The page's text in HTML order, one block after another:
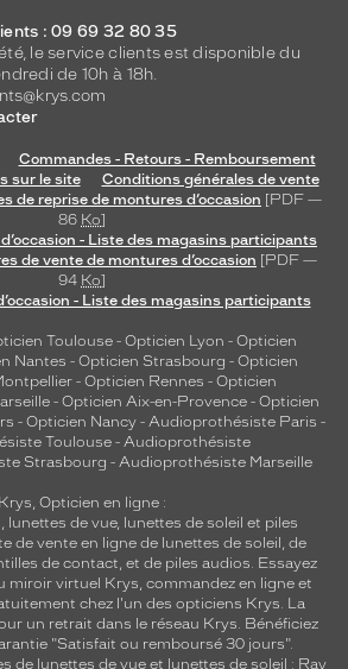
: 09 69 32 80 35
le service clients est disponible du
de 10h à 18h.
Commandes - Retours - Remboursement
sur le site
Conditions générales de vente
de reprise de montures d’occasion [PDF —
86 Ko]
- Liste des magasins participants
de vente de montures d’occasion [PDF —
94 Ko]
- Liste des magasins participants
Toulouse- Opticien Lyon - Opticien
Nantes - Opticien Strasbourg - Opticien
- Opticien Rennes - Opticien
- Opticien Aix-en-Provence - Opticien
- Opticien Nancy - Audioprothésiste Paris -
Toulouse- Audioprothésiste
Strasbourg - Audioprothésiste Marseille
Krys, Opticien en ligne :
, lunettes de vue, lunettes de soleil et piles
de vente en ligne de lunettes de soleil, de
de contact, et de piles audios. Essayez
miroir virtuel Krys, commandez en ligne et
chez l'un des opticiens Krys. La
un retrait dans le réseau Krys. Bénéficiez
"Satisfait ou remboursé 30 jours".
de lunettes de vue et lunettes de soleil : Ray